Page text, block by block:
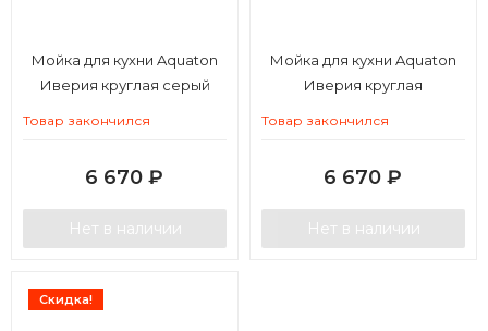
Мойка для кухни Aquaton
Иверия круглая серый
Товар закончился
6 670 ₽
Нет в наличии
Мойка для кухни Aquaton
Иверия круглая
Товар закончился
6 670 ₽
Нет в наличии
Скидка!